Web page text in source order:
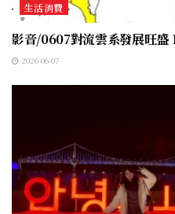
生活消費
影音/0607對流雲系發展旺盛
2026-06-07